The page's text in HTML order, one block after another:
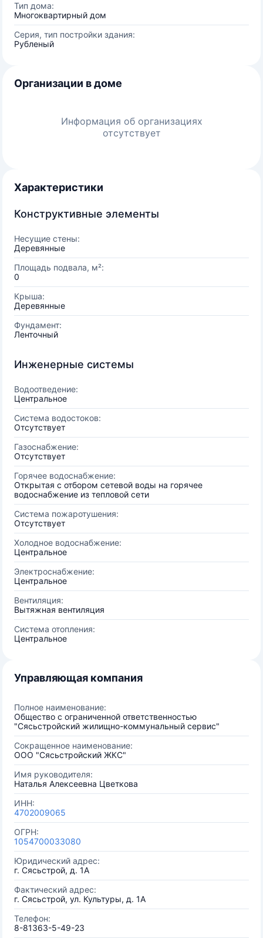
Тип дома:
Многоквартирный дом
Серия, тип постройки здания:
Рубленый
Организации в доме
Информация об организациях
отсутствует
Характеристики
Конструктивные элементы
Несущие стены:
Деревянные
Площадь подвала, м²:
0
Крыша:
Деревянные
Фундамент:
Ленточный
Инженерные системы
Водоотведение:
Центральное
Система водостоков:
Отсутствует
Газоснабжение:
Отсутствует
Горячее водоснабжение:
Открытая с отбором сетевой воды на горячее
водоснабжение из тепловой сети
Система пожаротушения:
Отсутствует
Холодное водоснабжение:
Центральное
Электроснабжение:
Центральное
Вентиляция:
Вытяжная вентиляция
Система отопления:
Центральное
Управляющая компания
Полное наименование:
Общество с ограниченной ответственностью
"Сясьстройский жилищно-коммунальный сервис"
Сокращенное наименование:
ООО "Сясьстройский ЖКС"
Имя руководителя:
Наталья Алексеевна Цветкова
ИНН:
4702009065
ОГРН:
1054700033080
Юридический адрес:
г. Сясьстрой, д. 1А
Фактический адрес:
г. Сясьстрой, ул. Культуры, д. 1А
Телефон:
8-81363-5-49-23